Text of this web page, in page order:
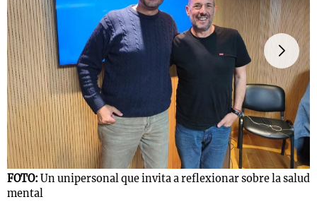
FOTO: Un unipersonal que invita a reflexionar sobre la salud
mental